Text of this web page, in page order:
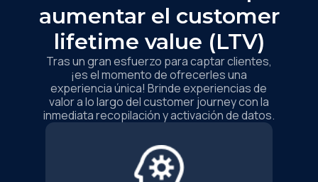
aumentar el customer
lifetime value (LTV)
Tras un gran esfuerzo para captar clientes,
¡es el momento de ofrecerles una
experiencia única! Brinde experiencias de
valor a lo largo del customer journey con la
inmediata recopilación y activación de datos.